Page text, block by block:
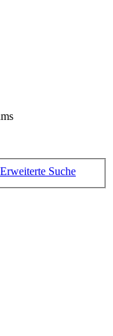
Erweiterte Suche